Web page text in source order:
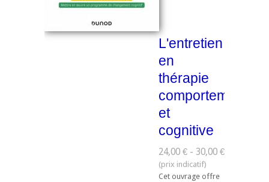
L'entretien
en
thérapie
comportementale
et
cognitive
24,00 € - 30,00 €
Cet ouvrage offre